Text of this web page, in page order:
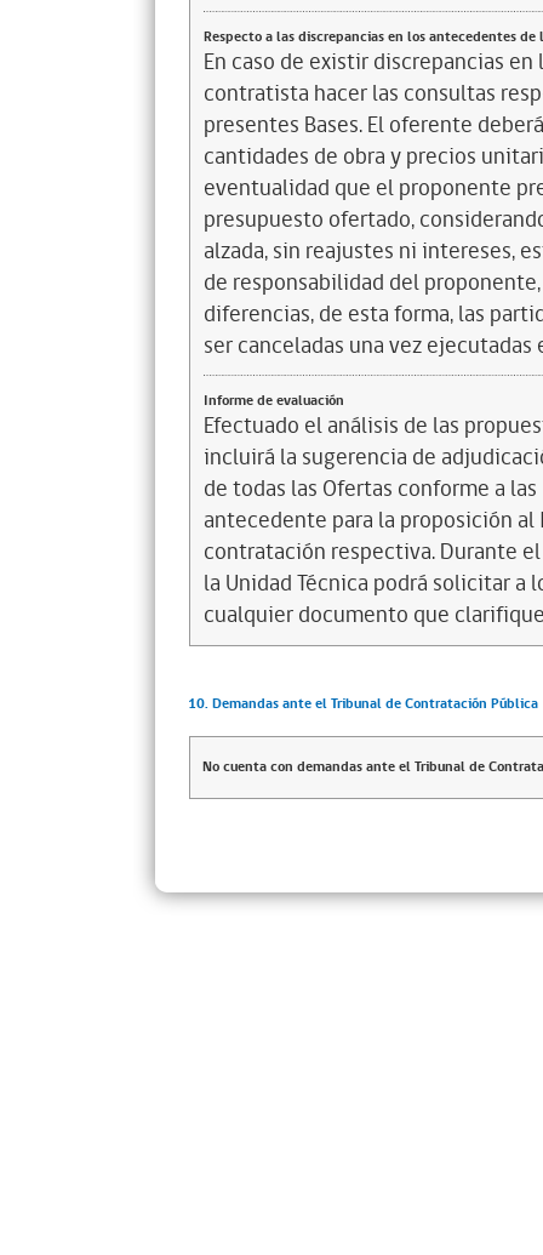
Respecto a las discrepancias en los antecedentes
En caso de existir discrepancias
contratista hacer las consultas
presentes Bases. El oferente
cantidades de obra y precios
eventualidad que el proponente
presupuesto ofertado,
alzada, sin reajustes ni intereses,
de responsabilidad del
diferencias, de esta forma, las
ser canceladas una vez
Informe de evaluación
Efectuado el análisis de las
incluirá la sugerencia de
de todas las Ofertas conforme a
antecedente para la proposición
contratación respectiva. Durante
la Unidad Técnica podrá solicitar
cualquier documento que
10. Demandas ante el Tribunal de Contratación Pública
No cuenta con demandas ante el Tribunal de